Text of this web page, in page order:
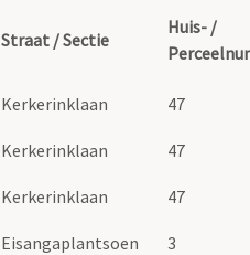
Straat / Sectie
Huis- /
Kerkerinklaan 47
Kerkerinklaan 47
Kerkerinklaan 47
Eisangaplantsoen 3